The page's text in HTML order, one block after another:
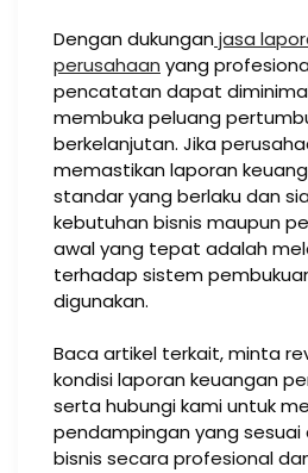
Dengan dukunganjasa
perusahaan yang
pencatatan dapat
membuka peluang
berkelanjutan. Jika
memastikan laporan
standar yang berlaku dan
kebutuhan bisnis maupun
awal yang tepat adalah
terhadap sistem
digunakan.
Baca artikel terkait, minta
kondisi laporan keuangan
serta hubungi kami untuk
pendampingan yang
bisnis secara profesional